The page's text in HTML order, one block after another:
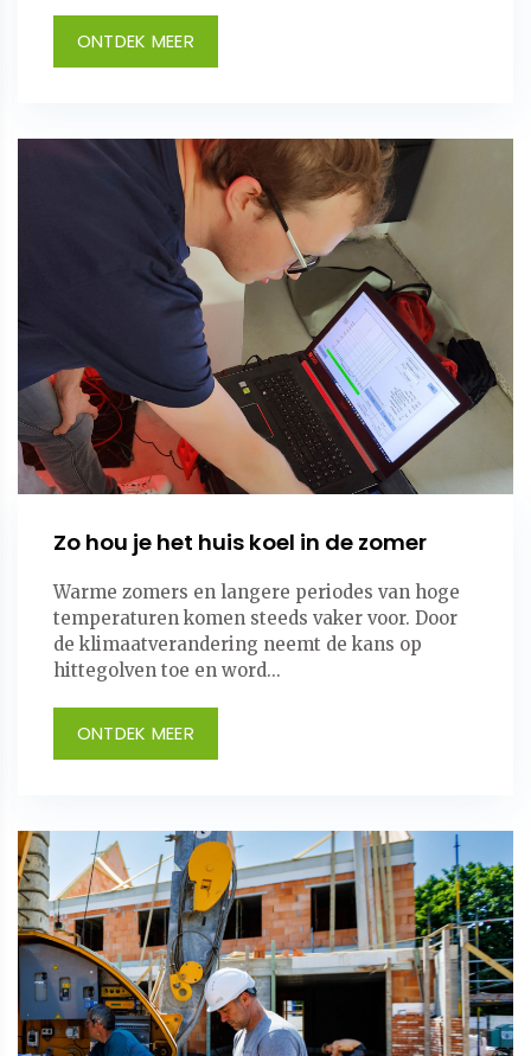
ONTDEK MEER
Zo hou je het huis koel in de zomer
Warme zomers en langere periodes van hoge
temperaturen komen steeds vaker voor. Door
de klimaatverandering neemt de kans op
hittegolven toe en word...
ONTDEK MEER